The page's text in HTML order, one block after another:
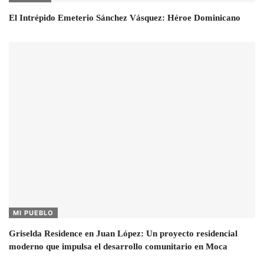
El Intrépido Emeterio Sánchez Vásquez: Héroe Dominicano
MI PUEBLO
Griselda Residence en Juan López: Un proyecto residencial
moderno que impulsa el desarrollo comunitario en Moca